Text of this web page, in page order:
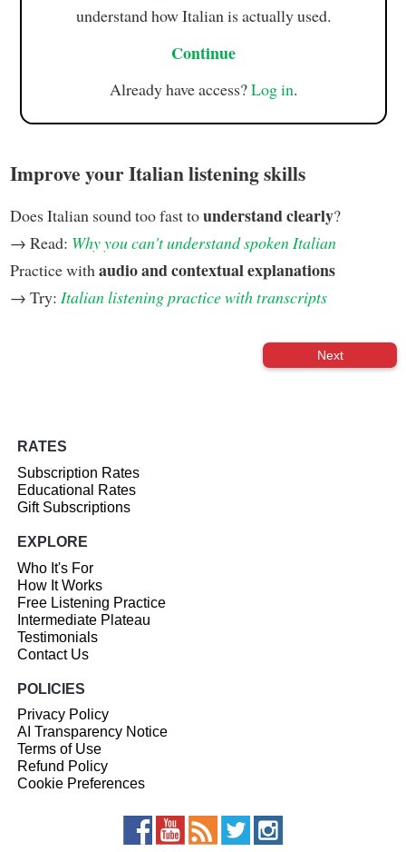
understand how Italian is actually used.
Continue
Already have access?Log in.
Improve your Italian listening skills
Does Italian sound too fast tounderstand clearly?
→ Read: Why you can't understand spoken Italian
Practice with audio and contextual explanations
→ Try: Italian listening practice with transcripts
Next
RATES
Subscription Rates
Educational Rates
Gift Subscriptions
EXPLORE
Who It's For
How It Works
Free Listening Practice
Intermediate Plateau
Testimonials
Contact Us
POLICIES
Privacy Policy
AI Transparency Notice
Terms of Use
Refund Policy
Cookie Preferences